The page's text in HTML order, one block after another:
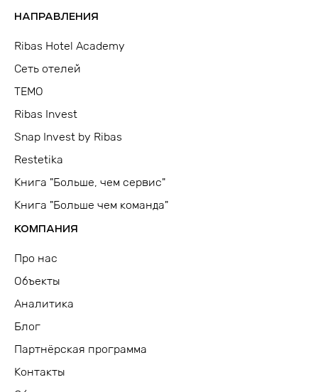
НАПРАВЛЕНИЯ
Ribas Hotel Academy
Сеть отелей
TEMO
Ribas Invest
Snap Invest by Ribas
Restetika
Книга "Больше, чем сервис"
Книга "Больше чем команда"
КОМПАНИЯ
Про нас
Объекты
Аналитика
Блог
Партнёрская программа
Контакты